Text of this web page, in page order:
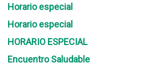
Horario especial
Horario especial
HORARIO ESPECIAL
Encuentro Saludable